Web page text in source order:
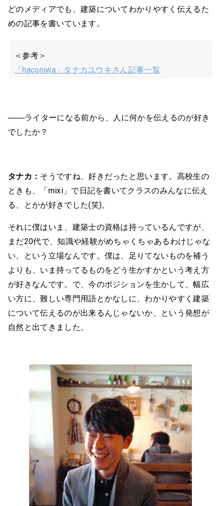
どのメディアでも、建築についてわかりやすく伝えるた
めの記事を書いています。
＜参考＞
「haconiwa」タナカユウキさん記事一覧
───ライターになる前から、人に何かを伝えるのが好き
でしたか？
タナカ： そうですね、好きだったと思います。高校生の
ときも、「mixi」で日記を書いてクラスのみんなに伝え
る、とかが好きでした(笑)。
それに僕はいま、建築士の資格は持っているんですが、
まだ20代で、知識や経験がめちゃくちゃあるわけじゃな
い、という立場なんです。僕は、足りてないものを補う
よりも、いま持ってるものをどう生かすかという考え方
が好きなんです。で、今のポジションを生かして、幅広
い方に、難しい専門用語とかなしに、わかりやすく建築
について伝えるのが出来るんじゃないか、という発想が
自然と出てきました。